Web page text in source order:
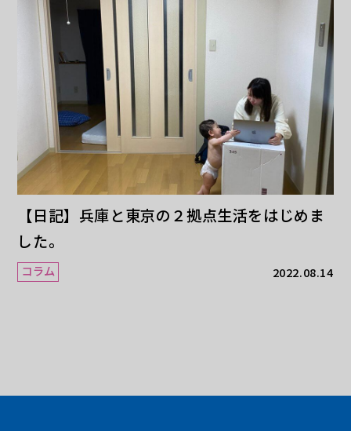
【日記】兵庫と東京の２拠点生活をはじめま
した。
コラム 2022.08.14